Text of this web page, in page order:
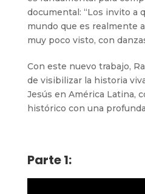
documental: “Los invito a
mundo que es realmente
muy poco visto, con
Con este nuevo trabajo,
de visibilizar la historia
Jesús en América Latina,
histórico con una
Parte 1: